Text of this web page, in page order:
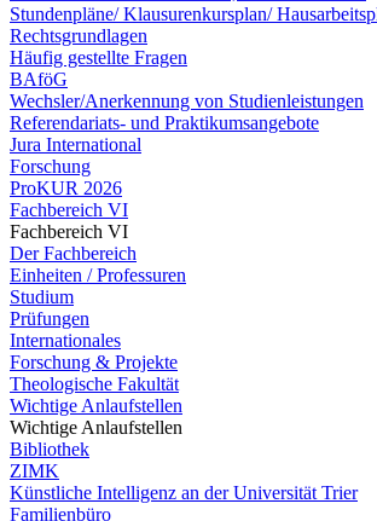
Stundenpläne/ Klausurenkursplan/
Rechtsgrundlagen
Häufig gestellte Fragen
BAföG
Wechsler/Anerkennung von Studienleistungen
Referendariats- und Praktikumsangebote
Jura International
Forschung
ProKUR 2026
Fachbereich VI
Fachbereich VI
Der Fachbereich
Einheiten / Professuren
Studium
Prüfungen
Internationales
Forschung & Projekte
Theologische Fakultät
Wichtige Anlaufstellen
Wichtige Anlaufstellen
Bibliothek
ZIMK
Künstliche Intelligenz an der Universität Trier
Familienbüro